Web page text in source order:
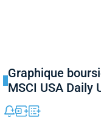
Graphique
MSCI USA Daily